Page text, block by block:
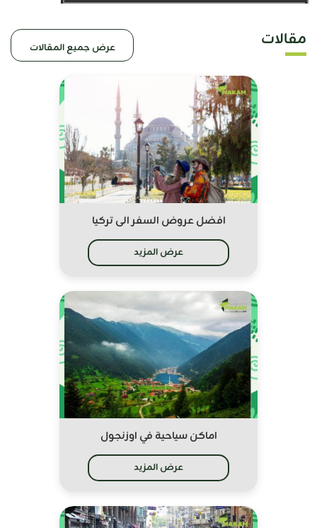
مقالات عرض جميع المقالات
افضل عروض السفر الى تركيا
عرض المزيد
اماكن سياحية في اوزنجول
عرض المزيد